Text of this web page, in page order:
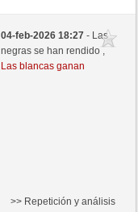
04-feb-2026 18:27- Las
negras se han rendido ,
Las blancas ganan
>> Repetición y análisis